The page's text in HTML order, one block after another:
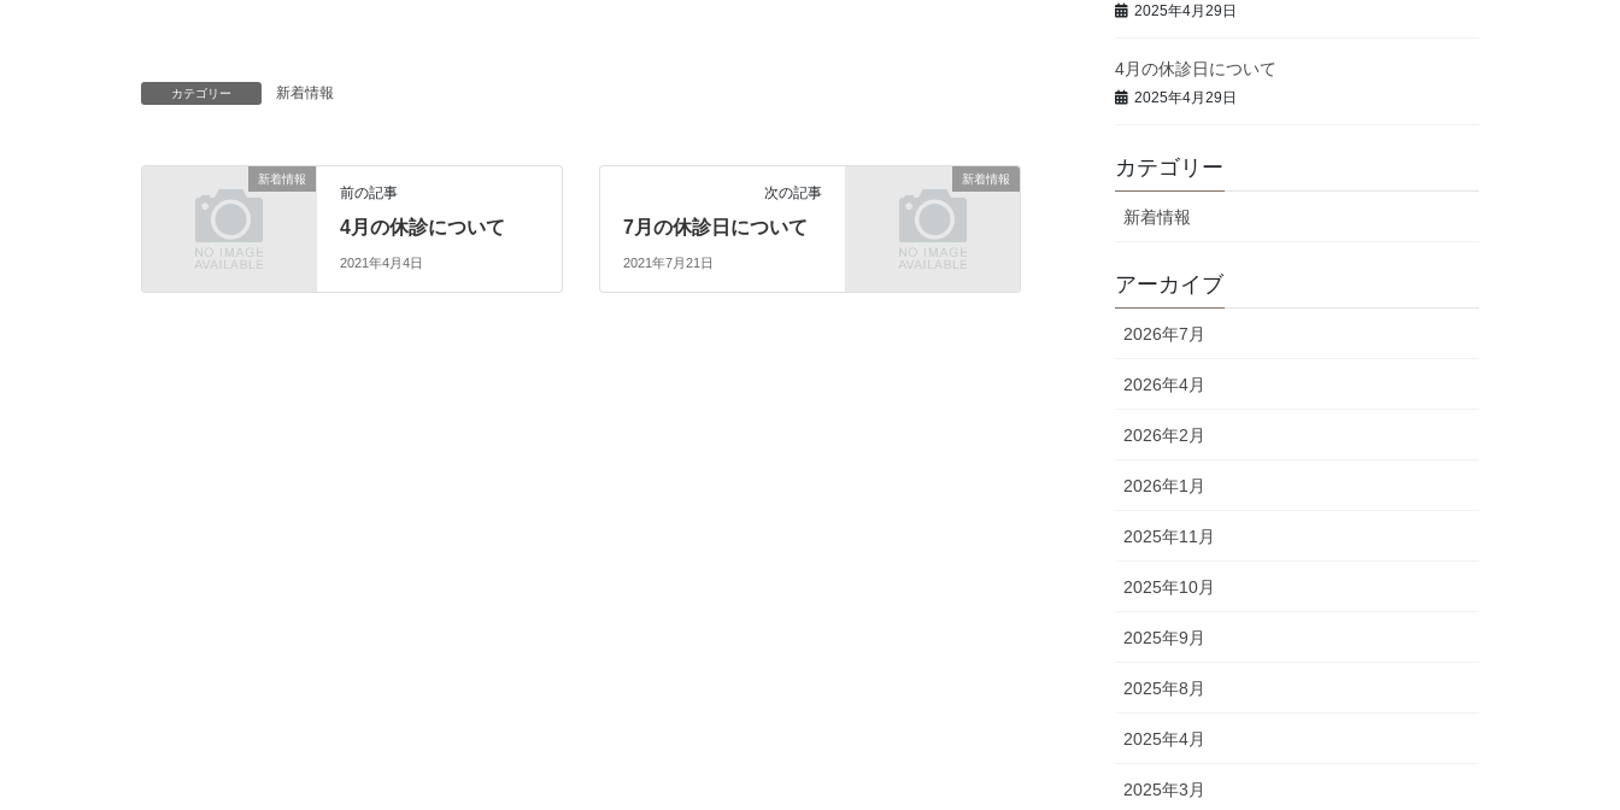
カテゴリー 新着情報
新着情報
前の記事
4月の休診について
2021年4月4日
新着情報
次の記事
7月の休診日について
2021年7月21日
2025年4月29日
4月の休診日について
2025年4月29日
カテゴリー
新着情報
アーカイブ
2026年7月
2026年4月
2026年2月
2026年1月
2025年11月
2025年10月
2025年9月
2025年8月
2025年4月
2025年3月